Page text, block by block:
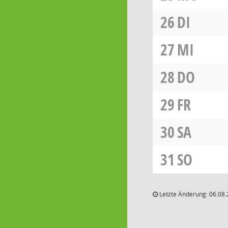
26DI
27MI
28DO
29FR
30SA
31 SO
Letzte Änderung: